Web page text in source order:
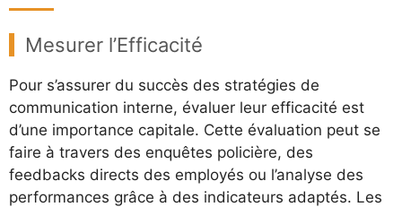
Mesurer l’Efficacité
Pour s’assurer du succès des stratégies de
communication interne, évaluer leur efficacité est
d’une importance capitale. Cette évaluation peut se
faire à travers des enquêtes policière, des
feedbacks directs des employés ou l’analyse des
performances grâce à des indicateurs adaptés. Les